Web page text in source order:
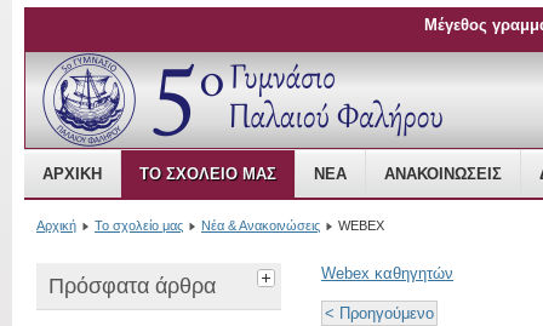
Open Source Content Management
ΑΡΧΙΚΉ ΤΟ ΣΧΟΛΕΊΟ ΜΑΣ ΝΈΑ ΑΝΑΚΟΙΝΏΣΕΙΣ
Μέγεθος
Αρχική Το σχολείο μας Νέα & Ανακοινώσεις WEBEX
Πρόσφατα άρθρα
Webex καθηγητών
< Προηγούμενο